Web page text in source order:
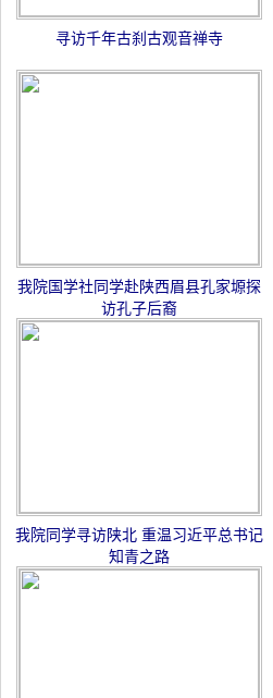
寻访千年古刹古观音禅寺
我院国学社同学赴陕西眉县孔家塬探
访孔子后裔
我院同学寻访陕北 重温习近平总书记
知青之路